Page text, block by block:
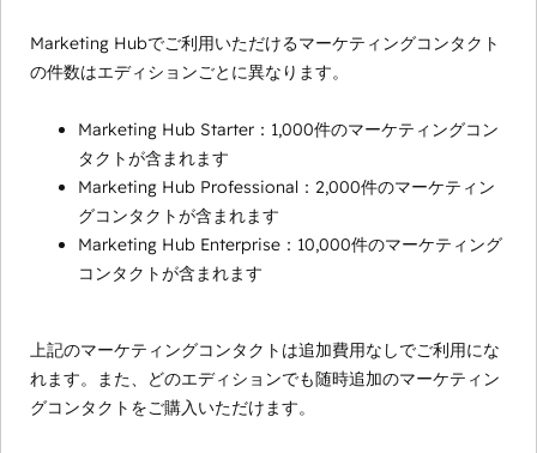
Marketing Hubでご利用いただけるマーケティングコンタクト
の件数はエディションごとに異なります。
Marketing Hub Starter：1,000件のマーケティングコン
タクトが含まれます
Marketing Hub Professional：2,000件のマーケティン
グコンタクトが含まれます
Marketing Hub Enterprise：10,000件のマーケティング
コンタクトが含まれます
上記のマーケティングコンタクトは追加費用なしでご利用にな
れます。また、どのエディションでも随時追加のマーケティン
グコンタクトをご購入いただけます。